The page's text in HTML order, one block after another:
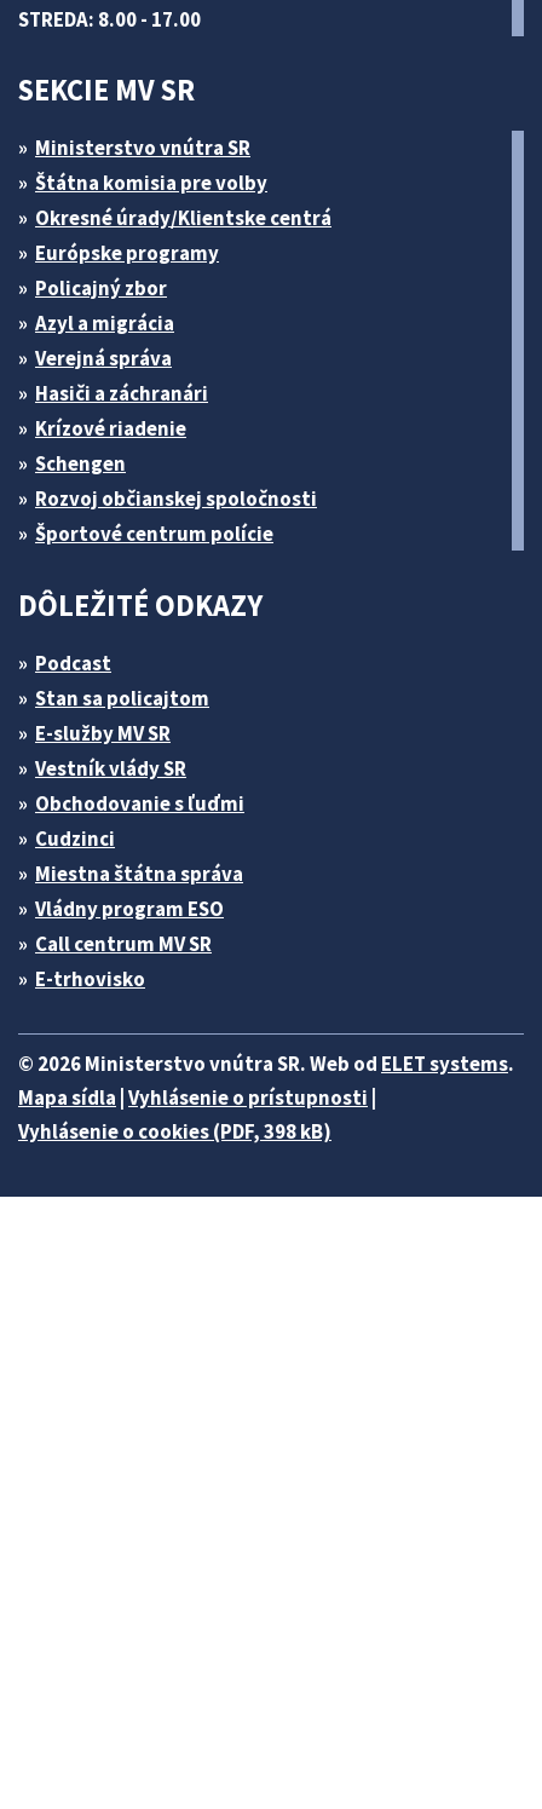
STREDA: 8.00 - 17.00
SEKCIE MV SR
Ministerstvo vnútra SR
Štátna komisia pre volby
Okresné úrady/Klientske centrá
Európske programy
Policajný zbor
Azyl a migrácia
Verejná správa
Hasiči a záchranári
Krízové riadenie
Schengen
Rozvoj občianskej spoločnosti
Športové centrum polície
DÔLEŽITÉ ODKAZY
Podcast
Stan sa policajtom
E-služby MV SR
Vestník vlády SR
Obchodovanie s ľuďmi
Cudzinci
Miestna štátna správa
Vládny program ESO
Call centrum MV SR
E-trhovisko
© 2026 Ministerstvo vnútra SR. Web od ELET systems.
Mapa sídla Vyhlásenie o prístupnosti
Vyhlásenie o cookies (PDF, 398 kB)